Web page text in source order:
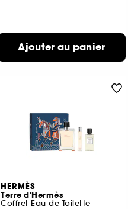
Ajouter au panier
HERMÈS
Terre d'Hermès
Coffret Eau de Toilette